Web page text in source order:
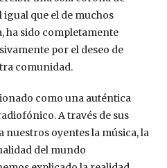
que el de muchos
ha sido completamente
por el deseo de
comunidad.
como una auténtica
A través de sus
nuestros oyentes la música, la
del mundo